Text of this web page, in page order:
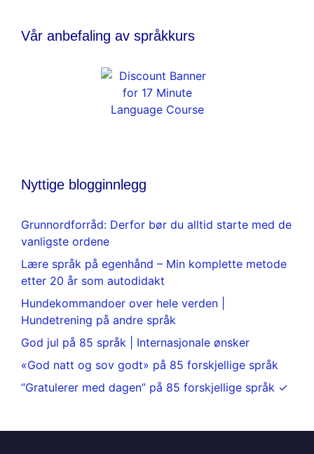
Vår anbefaling av språkkurs
Nyttige blogginnlegg
Grunnordforråd: Derfor bør du alltid starte med de
vanligste ordene
Lære språk på egenhånd – Min komplette metode
etter 20 år som autodidakt
Hundekommandoer over hele verden |
Hundetrening på andre språk
God jul på 85 språk | Internasjonale ønsker
«God natt og sov godt» på 85 forskjellige språk
“Gratulerer med dagen” på 85 forskjellige språk ✓